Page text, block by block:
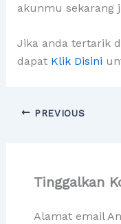
akunmu sekarang
Jika anda tertarik
dapat Klik Disini
PREVIOUS
Tinggalkan
Alamat email